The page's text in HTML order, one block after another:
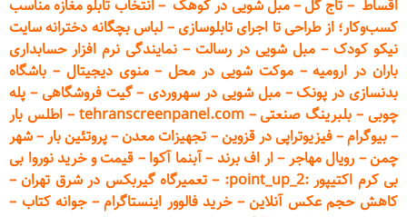
اقساط – تاج گل–مبل شویی در کوهک–انتخاب تابلو مغازه مناسب
کسب‌وکار؛ از طراحی تا اجرای تابلوسازی– لباس بچگانه دخترانه سایت
نیکو کودک – مبل شویی در رسالت – نمایندگی نرم افزار حسابداری
باران در ارومیه–موکت شویی در محل–منوی دیجیتال – باشگاه
بدنسازی در پونک–مبل شویی در سهروردی–گیت فروشگاهی – پله
چوبی – بلبرینگ صنعتی–
tehranscreenpanel.com
–اطلس بار
–بیوگرام–فیزیوتراپی در قزوین– تجهیزات معدن–پروتئین بار–شهر
چمن– رویال مهاجر –ار اف برند –آبنما آکوا – قیمت و خرید نوروا بی
بی کرم اکتیپور :point_up_2:
– تعمیرگاه گیربکس در شرق تهران–
کاهش حجم عکس آنلاین–خرید فالوور اینستاگرام–جوانه کتاب –